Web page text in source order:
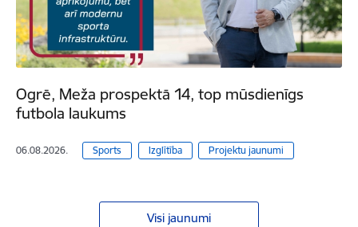
Ogrē, Meža prospektā 14, top mūsdienīgs
futbola laukums
06.08.2026. Sports Izglītība Projektu jaunumi
Visi jaunumi